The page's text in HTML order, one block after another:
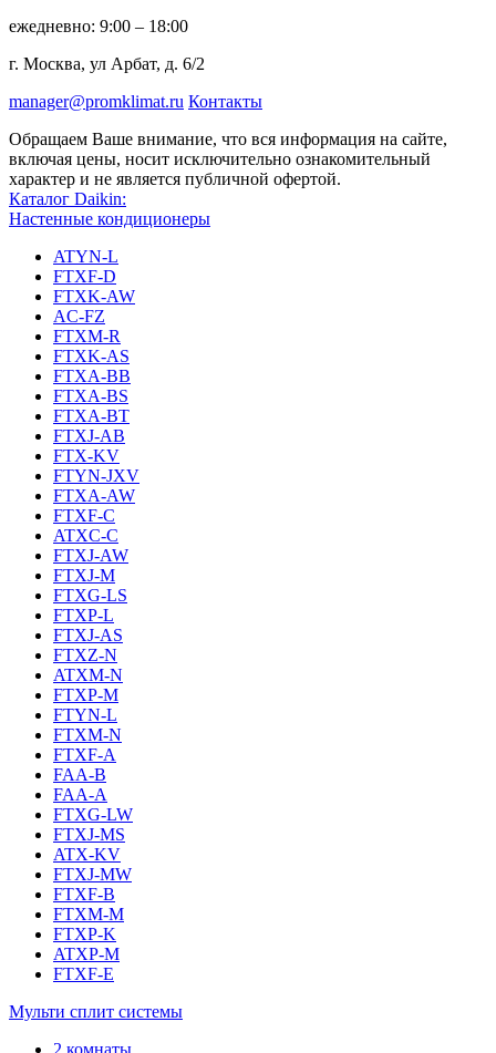
ежедневно: 9:00 – 18:00
г. Москва, ул Арбат, д. 6/2
manager@promklimat.ru Контакты
Обращаем Ваше внимание, что вся информация на сайте,
включая цены, носит исключительно ознакомительный
характер и не является публичной офертой.
Каталог Daikin:
Настенные кондиционеры
ATYN-L
FTXF-D
FTXK-AW
AC-FZ
FTXM-R
FTXK-AS
FTXA-BB
FTXA-BS
FTXA-BT
FTXJ-AB
FTX-KV
FTYN-JXV
FTXA-AW
FTXF-C
ATXC-C
FTXJ-AW
FTXJ-M
FTXG-LS
FTXP-L
FTXJ-AS
FTXZ-N
ATXM-N
FTXP-M
FTYN-L
FTXM-N
FTXF-A
FAA-B
FAA-A
FTXG-LW
FTXJ-MS
ATX-KV
FTXJ-MW
FTXF-B
FTXM-M
FTXP-K
ATXP-M
FTXF-E
Мульти сплит системы